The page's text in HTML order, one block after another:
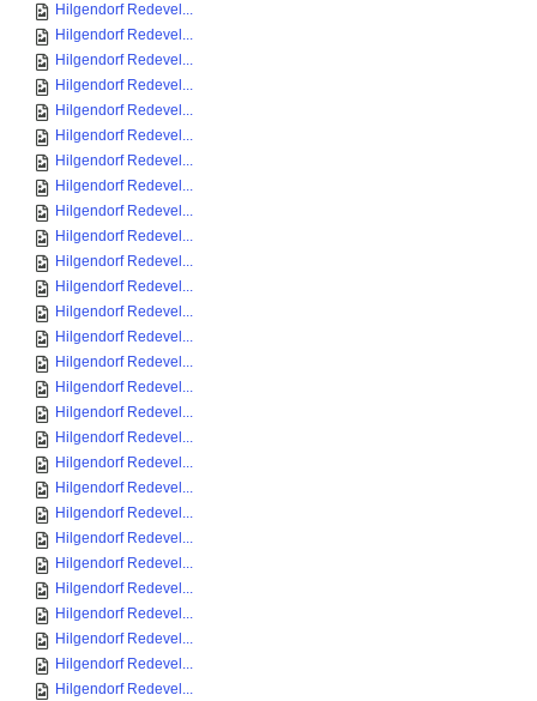
Hilgendorf Redevel...
Hilgendorf Redevel...
Hilgendorf Redevel...
Hilgendorf Redevel...
Hilgendorf Redevel...
Hilgendorf Redevel...
Hilgendorf Redevel...
Hilgendorf Redevel...
Hilgendorf Redevel...
Hilgendorf Redevel...
Hilgendorf Redevel...
Hilgendorf Redevel...
Hilgendorf Redevel...
Hilgendorf Redevel...
Hilgendorf Redevel...
Hilgendorf Redevel...
Hilgendorf Redevel...
Hilgendorf Redevel...
Hilgendorf Redevel...
Hilgendorf Redevel...
Hilgendorf Redevel...
Hilgendorf Redevel...
Hilgendorf Redevel...
Hilgendorf Redevel...
Hilgendorf Redevel...
Hilgendorf Redevel...
Hilgendorf Redevel...
Hilgendorf Redevel...